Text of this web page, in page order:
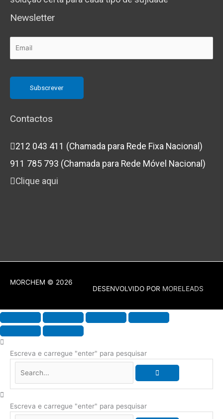
Newsletter
Contactos
212 043 411 (Chamada para Rede Fixa Nacional)
911 785 793 (Chamada para Rede Móvel Nacional)
Clique aqui
MORCHEM © 2026
DESENVOLVIDO POR MORELEADS
Escreva e carregue "enter" para pesquisar
Escreva e carregue "enter" para pesquisar